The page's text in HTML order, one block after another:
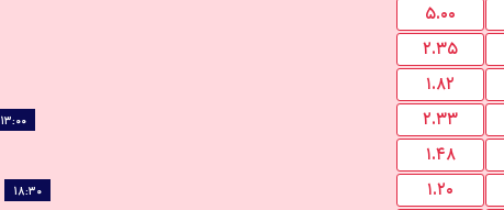
۵.۰۰
۲.۳۵
۱.۸۲
۱۳:۰۰ ۲.۳۳
۱.۴۸
۱۸:۳۰ ۱.۲۰